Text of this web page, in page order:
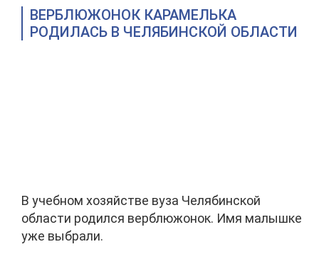
ВЕРБЛЮЖОНОК КАРАМЕЛЬКА
РОДИЛАСЬ В ЧЕЛЯБИНСКОЙ ОБЛАСТИ
В учебном хозяйстве вуза Челябинской
области родился верблюжонок. Имя малышке
уже выбрали.